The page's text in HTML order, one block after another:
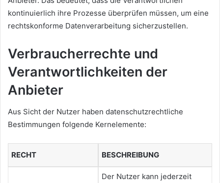
kontinuierlich ihre Prozesse überprüfen müssen, um eine
rechtskonforme Datenverarbeitung sicherzustellen.
Verbraucherrechte und
Verantwortlichkeiten der
Anbieter
Aus Sicht der Nutzer haben datenschutzrechtliche
Bestimmungen folgende Kernelemente:
RECHT BESCHREIBUNG
Der Nutzer kann jederzeit